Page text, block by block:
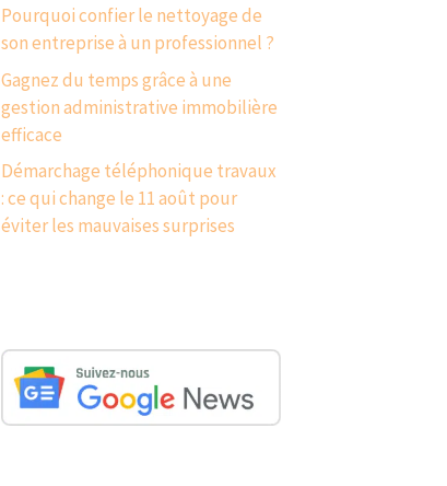
Pourquoi confier le nettoyage de
son entreprise à un professionnel ?
Gagnez du temps grâce à une
gestion administrative immobilière
efficace
Démarchage téléphonique travaux
: ce qui change le 11 août pour
éviter les mauvaises surprises